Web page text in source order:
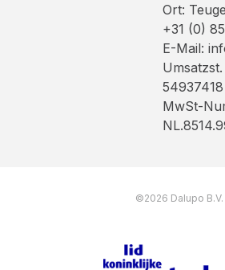
Ort:
+31 (0)
E-Mail:
54937418
MwSt-
©2026 Dalupo B.V.